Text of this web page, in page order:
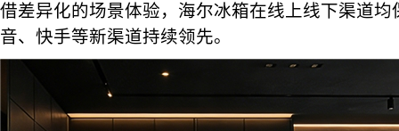
借差异化的场景体验，海尔冰箱在线上线下渠道
音、快手等新渠道持续领先。